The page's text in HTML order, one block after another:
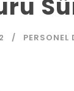
PERSONEL